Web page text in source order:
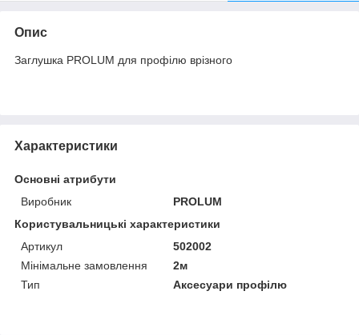
Опис
Заглушка PROLUM для профілю врізного
Характеристики
Основні атрибути
Виробник
PROLUM
Користувальницькі характеристики
Артикул
502002
Мінімальне замовлення
2м
Тип
Аксесуари профілю